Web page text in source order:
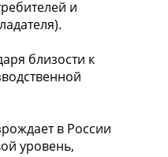
и
близости к
в России
уровень,